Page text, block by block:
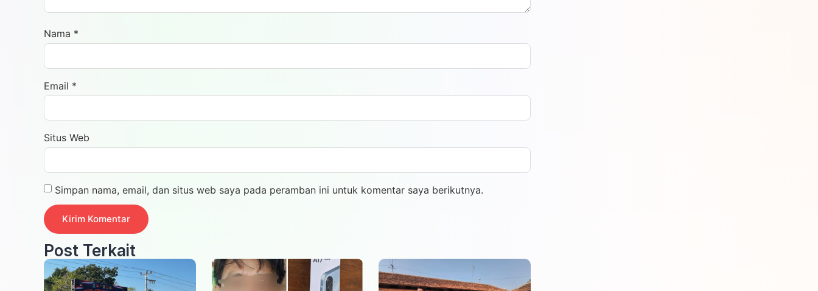
Nama *
Email *
Situs Web
Simpan nama, email, dan situs web saya pada peramban ini untuk komentar saya berikutnya.
Post Terkait